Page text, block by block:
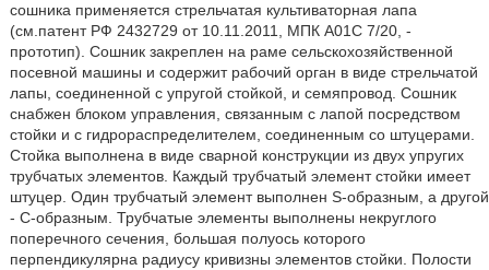
сошника применяется стрельчатая культиваторная лапа
(см.патент РФ 2432729 от 10.11.2011, МПК А01С 7/20, -
прототип). Сошник закреплен на раме сельскохозяйственной
посевной машины и содержит рабочий орган в виде стрельчатой
лапы, соединенной с упругой стойкой, и семяпровод. Сошник
снабжен блоком управления, связанным с лапой посредством
стойки и с гидрораспределителем, соединенным со штуцерами.
Стойка выполнена в виде сварной конструкции из двух упругих
трубчатых элементов. Каждый трубчатый элемент стойки имеет
штуцер. Один трубчатый элемент выполнен S-образным, а другой
- С-образным. Трубчатые элементы выполнены некруглого
поперечного сечения, большая полуось которого
перпендикулярна радиусу кривизны элементов стойки. Полости